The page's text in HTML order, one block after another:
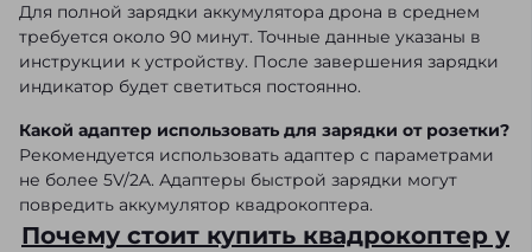
Для полной зарядки аккумулятора дрона в среднем
требуется около 90 минут. Точные данные указаны в
инструкции к устройству. После завершения зарядки
индикатор будет светиться постоянно.
Какой адаптер использовать для зарядки от розетки?
Рекомендуется использовать адаптер с параметрами
не более 5V/2A. Адаптеры быстрой зарядки могут
повредить аккумулятор квадрокоптера.
Почему стоит купить квадрокоптер у